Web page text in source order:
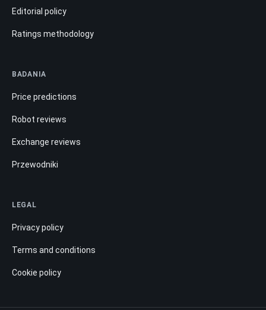
Editorial policy
Ratings methodology
BADANIA
Price predictions
Robot reviews
Exchange reviews
Przewodniki
LEGAL
Privacy policy
Terms and conditions
Cookie policy